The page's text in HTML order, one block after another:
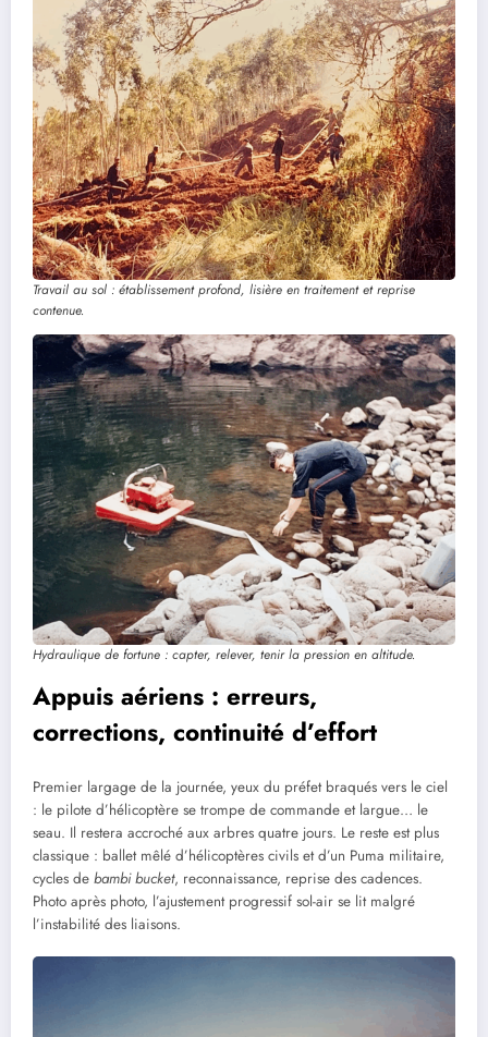
Travail au sol : établissement profond, lisière en traitement et reprise
contenue.
Hydraulique de fortune : capter, relever, tenir la pression en altitude.
Appuis aériens : erreurs,
corrections, continuité d’effort
Premier largage de la journée, yeux du préfet braqués vers le ciel
: le pilote d’hélicoptère se trompe de commande et largue… le
seau. Il restera accroché aux arbres quatre jours. Le reste est plus
classique : ballet mêlé d’hélicoptères civils et d’un Puma militaire,
cycles de bambi bucket, reconnaissance, reprise des cadences.
Photo après photo, l’ajustement progressif sol-air se lit malgré
l’instabilité des liaisons.